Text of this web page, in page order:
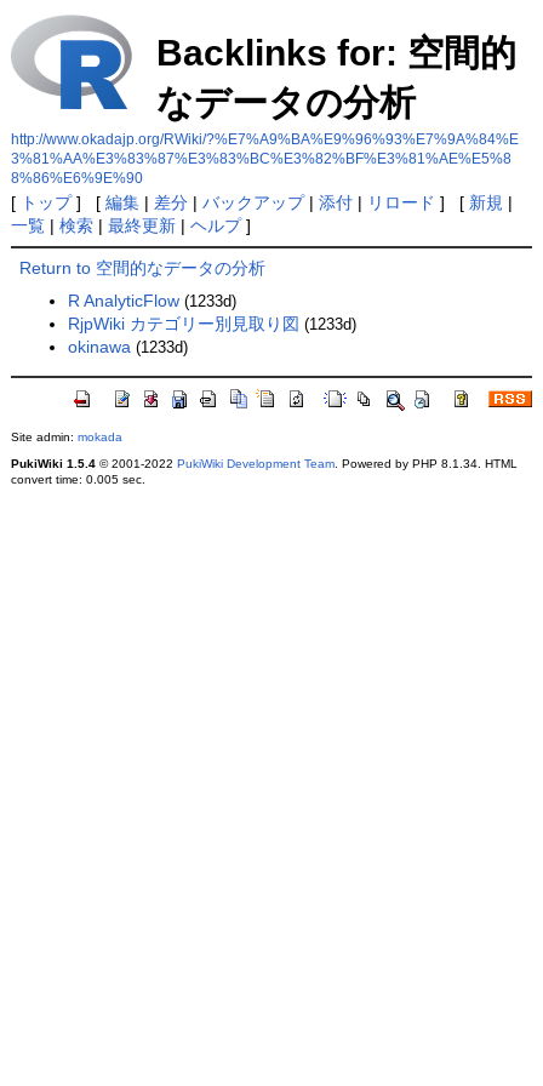
Backlinks for: 空間的
なデータの分析
http://www.okadajp.org/RWiki/?%E7%A9%BA%E9%96%93%E7%9A%84%E
3%81%AA%E3%83%87%E3%83%BC%E3%82%BF%E3%81%AE%E5%8
8%86%E6%9E%90
[ トップ] [ 編集| 差分| バックアップ| 添付| リロード ] [ 新規 |
一覧| 検索| 最終更新| ヘルプ]
Return to 空間的なデータの分析
R AnalyticFlow (1233d)
RjpWiki カテゴリー別見取り図 (1233d)
okinawa (1233d)
Site admin: mokada
PukiWiki 1.5.4© 2001-2022 PukiWiki Development Team. Powered by PHP 8.1.34. HTML
convert time: 0.005 sec.